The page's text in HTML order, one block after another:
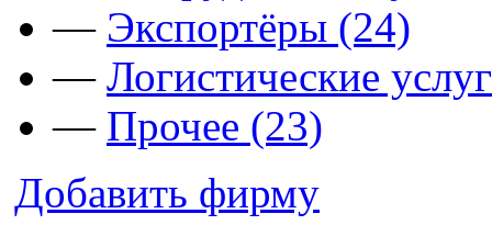
— Экспортёры (24)
— Логистические
— Прочее (23)
Добавить фирму